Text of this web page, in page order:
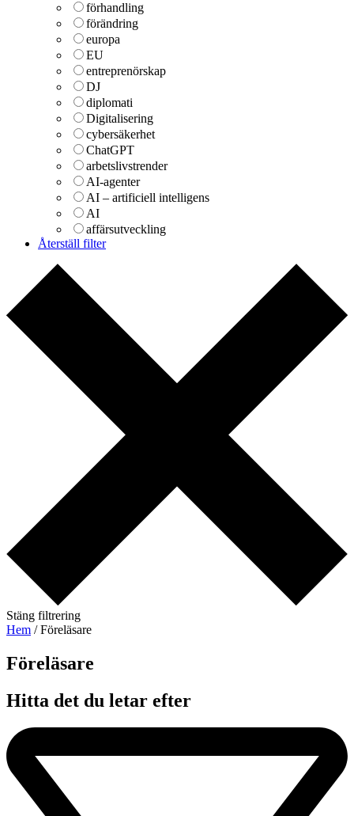
förhandling
förändring
europa
EU
entreprenörskap
DJ
diplomati
Digitalisering
cybersäkerhet
ChatGPT
arbetslivstrender
AI-agenter
AI – artificiell intelligens
AI
affärsutveckling
Återställ filter
Stäng filtrering
Hem / Föreläsare
Föreläsare​
Hitta det du letar efter​